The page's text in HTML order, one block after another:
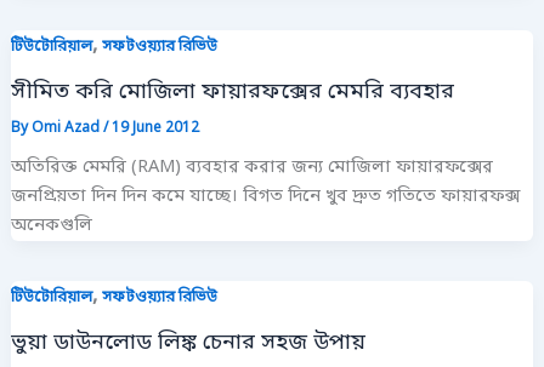
টিউটোরিয়াল, সফটওয়্যার রিভিউ
সীমিত করি মোজিলা ফায়ারফক্সের মেমরি ব্যবহার
ByOmi Azad/19 June 2012
অতিরিক্ত মেমরি (RAM) ব্যবহার করার জন্য মোজিলা ফায়ারফক্সের
জনপ্রিয়তা দিন দিন কমে যাচ্ছে। বিগত দিনে খুব দ্রুত গতিতে ফায়ারফক্স
অনেকগুলি
টিউটোরিয়াল, সফটওয়্যার রিভিউ
ভুয়া ডাউনলোড লিঙ্ক চেনার সহজ উপায়